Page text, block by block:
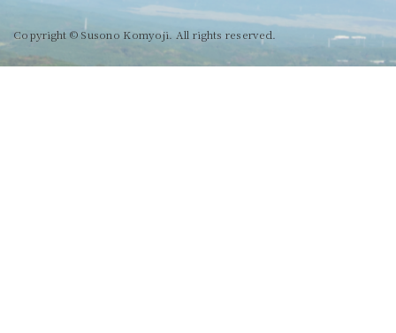
Copyright © Susono Komyoji. All rights reserved.